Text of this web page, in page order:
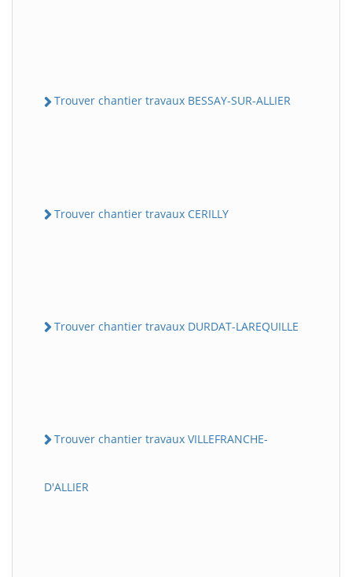
Trouver chantier travaux BESSAY-SUR-ALLIER
Trouver chantier travaux CERILLY
Trouver chantier travaux DURDAT-LAREQUILLE
Trouver chantier travaux VILLEFRANCHE-
D'ALLIER